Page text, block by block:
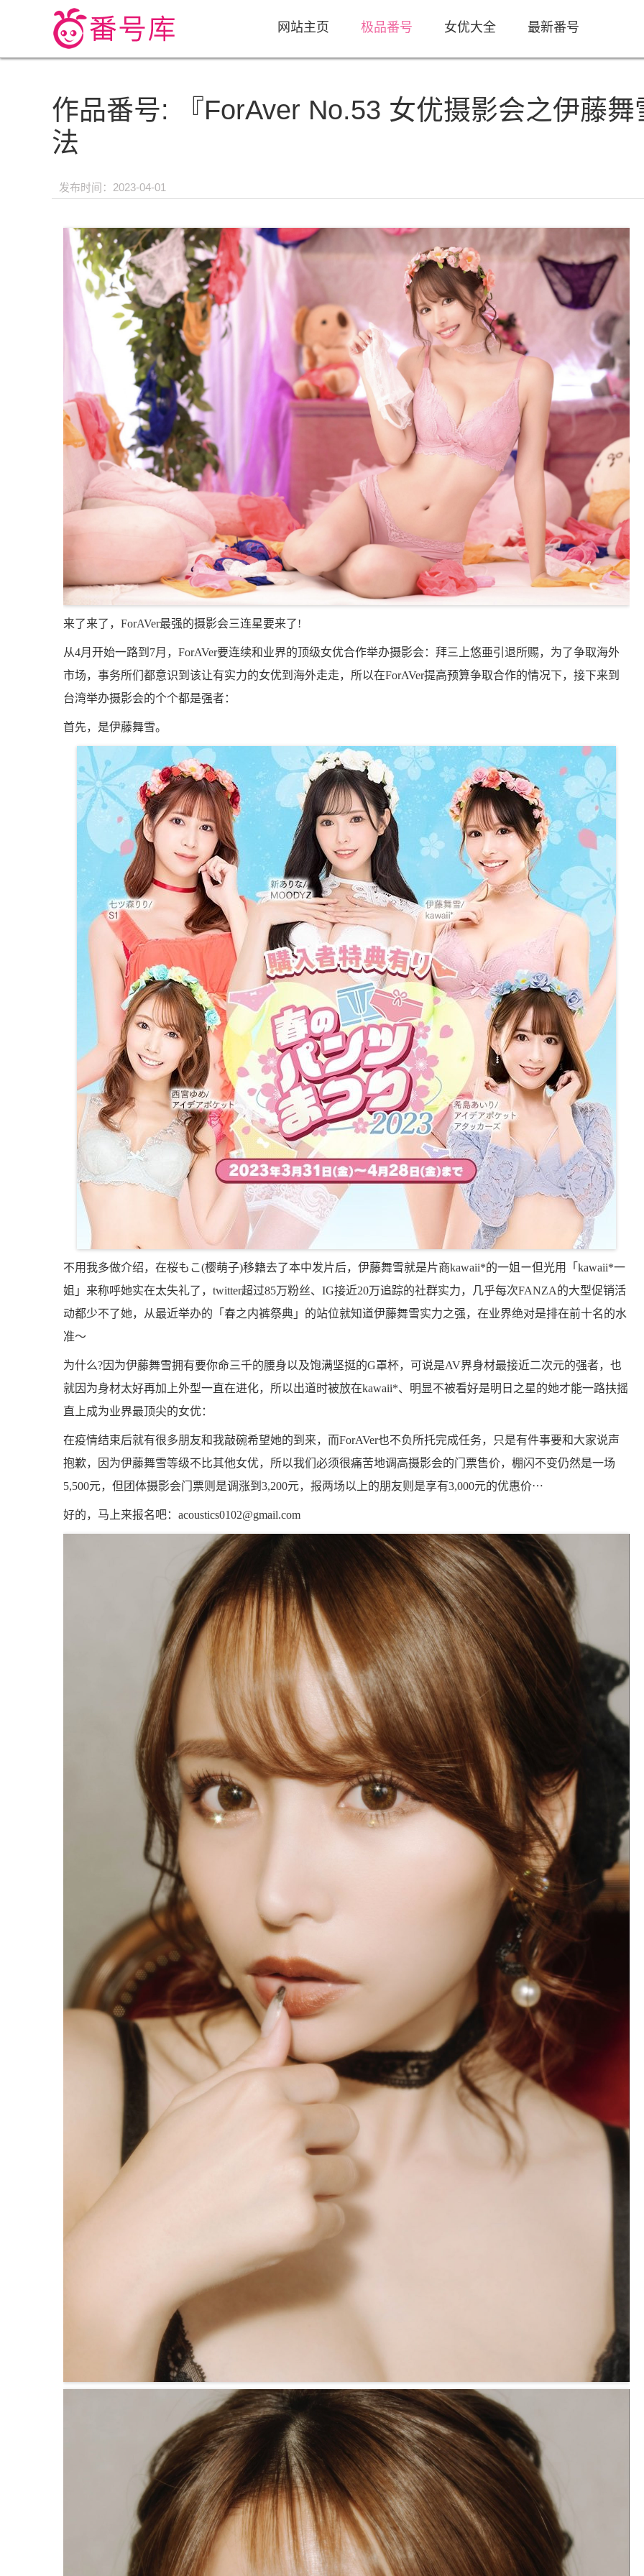
网站主页 极品番号 女优大全 最新番号
作品番号: 『ForAver No.53 女优摄影会之伊藤
法
发布时间：2023-04-01
来了来了，ForAVer最强的摄影会三连星要来了!
从4月开始一路到7月，ForAVer要连续和业界的顶级女优合作举办摄影会：拜三上悠亜引退所赐，为了争取海外
市场，事务所们都意识到该让有实力的女优到海外走走，所以在ForAVer提高预算争取合作的情况下，接下来到
台湾举办摄影会的个个都是强者：
首先，是伊藤舞雪。
不用我多做介绍，在桜もこ(樱萌子)移籍去了本中发片后，伊藤舞雪就是片商kawaii*的一姐ー但光用「kawaii*一
姐」来称呼她实在太失礼了，twitter超过85万粉丝、IG接近20万追踪的社群实力，几乎每次FANZA的大型促销活
动都少不了她，从最近举办的「春之内裤祭典」的站位就知道伊藤舞雪实力之强，在业界绝对是排在前十名的水
准〜
为什么?因为伊藤舞雪拥有要你命三千的腰身以及饱满坚挺的G罩杯，可说是AV界身材最接近二次元的强者，也
就因为身材太好再加上外型一直在进化，所以出道时被放在kawaii*、明显不被看好是明日之星的她才能一路扶摇
直上成为业界最顶尖的女优：
在疫情结束后就有很多朋友和我敲碗希望她的到来，而ForAVer也不负所托完成任务，只是有件事要和大家说声
抱歉，因为伊藤舞雪等级不比其他女优，所以我们必须很痛苦地调高摄影会的门票售价，棚闪不变仍然是一场
5,500元，但团体摄影会门票则是调涨到3,200元，报两场以上的朋友则是享有3,000元的优惠价⋯
好的，马上来报名吧：acoustics0102@gmail.com